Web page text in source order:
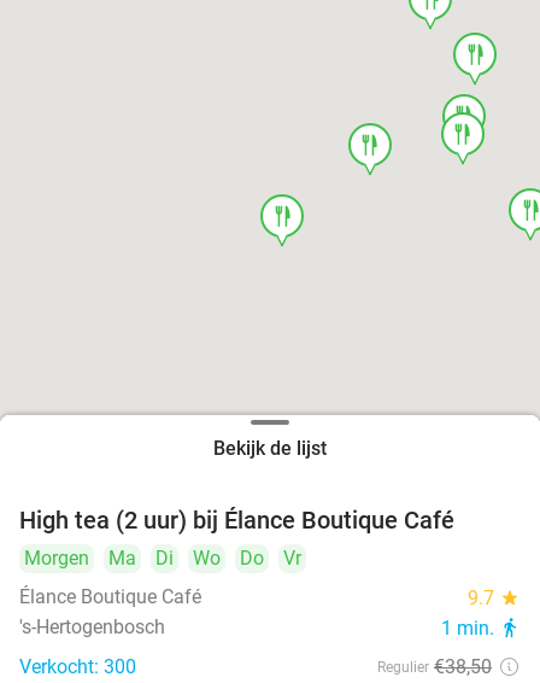
food
food
food
food
food
Bekijk de lijst
High tea (2 uur) bij Élance Boutique Café
Morgen Ma Di Wo Do
Vr
Élance Boutique Café
9.7 star
's-Hertogenbosch 1 min. directions_walk
Verkocht: 300 Regulier €38,50